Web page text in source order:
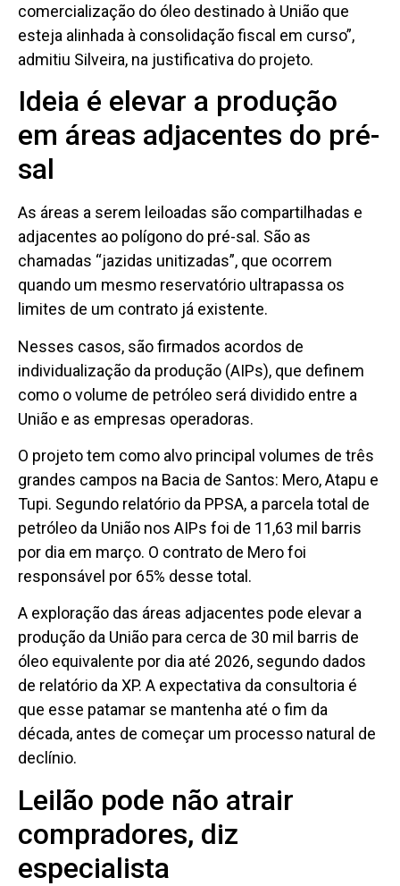
comercialização do óleo destinado à União que
esteja alinhada à consolidação fiscal em curso”,
admitiu Silveira, na justificativa do projeto.
Ideia é elevar a produção
em áreas adjacentes do pré-
sal
As áreas a serem leiloadas são compartilhadas e
adjacentes ao polígono do pré-sal. São as
chamadas “jazidas unitizadas”, que ocorrem
quando um mesmo reservatório ultrapassa os
limites de um contrato já existente.
Nesses casos, são firmados acordos de
individualização da produção (AIPs), que definem
como o volume de petróleo será dividido entre a
União e as empresas operadoras.
O projeto tem como alvo principal volumes de três
grandes campos na Bacia de Santos: Mero, Atapu e
Tupi. Segundo relatório da PPSA, a parcela total de
petróleo da União nos AIPs foi de 11,63 mil barris
por dia em março. O contrato de Mero foi
responsável por 65% desse total.
A exploração das áreas adjacentes pode elevar a
produção da União para cerca de 30 mil barris de
óleo equivalente por dia até 2026, segundo dados
de relatório da XP. A expectativa da consultoria é
que esse patamar se mantenha até o fim da
década, antes de começar um processo natural de
declínio.
Leilão pode não atrair
compradores, diz
especialista